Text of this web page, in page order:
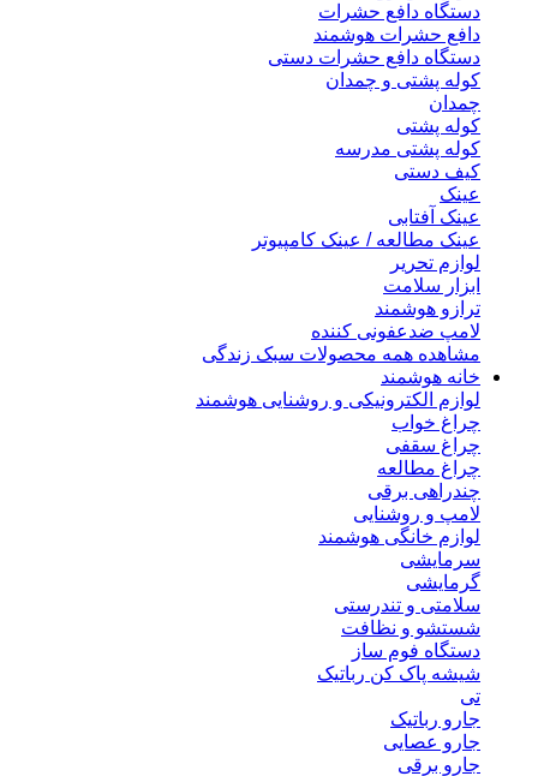
دستگاه دافع حشرات
دافع حشرات هوشمند
دستگاه دافع حشرات دستی
کوله پشتی و چمدان
چمدان
کوله پشتی
کوله پشتی مدرسه
کیف دستی
عینک
عینک آفتابی
عینک مطالعه / عینک کامپیوتر
لوازم تحریر
ابزار سلامت
ترازو هوشمند
لامپ ضدعفونی کننده
مشاهده همه محصولات سبک زندگی
خانه هوشمند
لوازم الکترونیکی و روشنایی هوشمند
چراغ خواب
چراغ سقفی
چراغ مطالعه
چندراهی برقی
لامپ و روشنایی
لوازم خانگی هوشمند
سرمایشی
گرمایشی
سلامتی و تندرستی
شستشو و نظافت
دستگاه فوم ساز
شیشه پاک کن رباتیک
تی
جارو رباتیک
جارو عصایی
جارو برقی